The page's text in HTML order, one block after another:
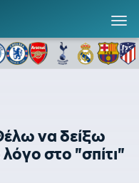
να δείξω
στο "σπίτι"